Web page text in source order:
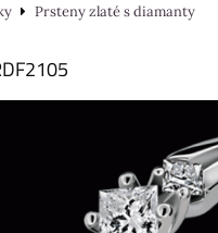
Prsteny zlaté s diamanty